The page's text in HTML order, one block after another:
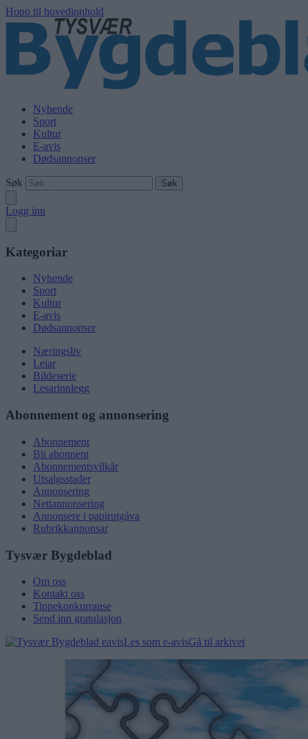
Hopp til hovedinnhold
Nyhende
Sport
Kultur
E-avis
Dødsannonser
Søk
Logg inn
Kategoriar
Nyhende
Sport
Kultur
E-avis
Dødsannonser
Næringsliv
Leiar
Bildeserie
Lesarinnlegg
Abonnement og annonsering
Abonnement
Bli abonnent
Abonnementsvilkår
Utsalgsstader
Annonsering
Nettannonsering
Annonsere i papirutgåva
Rubrikkannonsar
Tysvær Bygdeblad
Om oss
Kontakt oss
Tippekonkurranse
Send inn gratulasjon
Les som e-avisGå til arkivet